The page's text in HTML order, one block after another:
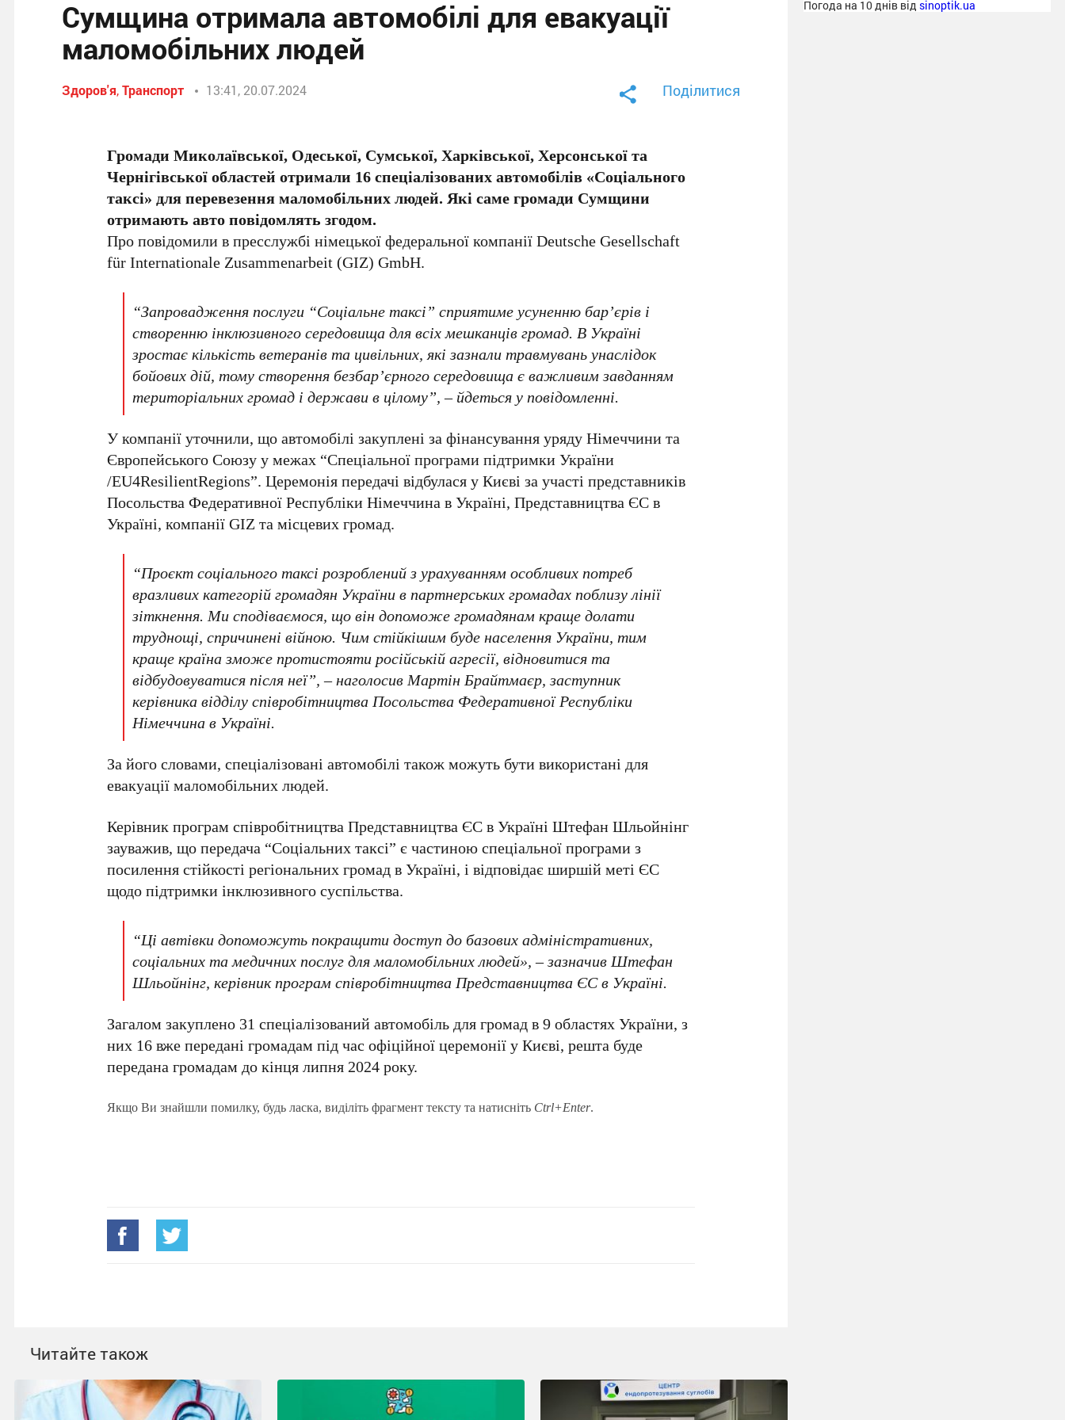
Сумщина отримала автомобілі для евакуації
маломобільних людей
Здоров'я,Транспорт 13:41, 20.07.2024 Поділитися
Громади Миколаївської, Одеської, Сумської, Харківської, Херсонської та
Чернігівської областей отримали 16 спеціалізованих автомобілів «Соціального
таксі» для перевезення маломобільних людей. Які саме громади Сумщини
отримають авто повідомлять згодом.
Про повідомили в пресслужбі німецької федеральної компанії Deutsche Gesellschaft
für Internationale Zusammenarbeit (GIZ) GmbH.
“Запровадження послуги “Соціальне таксі” сприятиме усуненню бар’єрів і
створенню інклюзивного середовища для всіх мешканців громад. В Україні
зростає кількість ветеранів та цивільних, які зазнали травмувань унаслідок
бойових дій, тому створення безбар’єрного середовища є важливим завданням
територіальних громад і держави в цілому”, – йдеться у повідомленні.
У компанії уточнили, що автомобілі закуплені за фінансування уряду Німеччини та
Європейського Союзу у межах “Спеціальної програми підтримки України
/EU4ResilientRegions”. Церемонія передачі відбулася у Києві за участі представників
Посольства Федеративної Республіки Німеччина в Україні, Представництва ЄС в
Україні, компанії GIZ та місцевих громад.
“Проєкт соціального таксі розроблений з урахуванням особливих потреб
вразливих категорій громадян України в партнерських громадах поблизу лінії
зіткнення. Ми сподіваємося, що він допоможе громадянам краще долати
труднощі, спричинені війною. Чим стійкішим буде населення України, тим
краще країна зможе протистояти російській агресії, відновитися та
відбудовуватися після неї”, – наголосив Мартін Брайтмаєр, заступник
керівника відділу співробітництва Посольства Федеративної Республіки
Німеччина в Україні.
За його словами, спеціалізовані автомобілі також можуть бути використані для
евакуації маломобільних людей.
Керівник програм співробітництва Представництва ЄС в Україні Штефан Шльойнінг
зауважив, що передача “Соціальних таксі” є частиною спеціальної програми з
посилення стійкості регіональних громад в Україні, і відповідає ширшій меті ЄС
щодо підтримки інклюзивного суспільства.
“Ці автівки допоможуть покращити доступ до базових адміністративних,
соціальних та медичних послуг для маломобільних людей», – зазначив Штефан
Шльойнінг, керівник програм співробітництва Представництва ЄС в Україні.
Загалом закуплено 31 спеціалізований автомобіль для громад в 9 областях України, з
них 16 вже передані громадам під час офіційної церемонії у Києві, решта буде
передана громадам до кінця липня 2024 року.
Якщо Ви знайшли помилку, будь ласка, виділіть фрагмент тексту та натисніть Ctrl+Enter.
Читайте також
Погода на 10 днів від sinoptik.ua